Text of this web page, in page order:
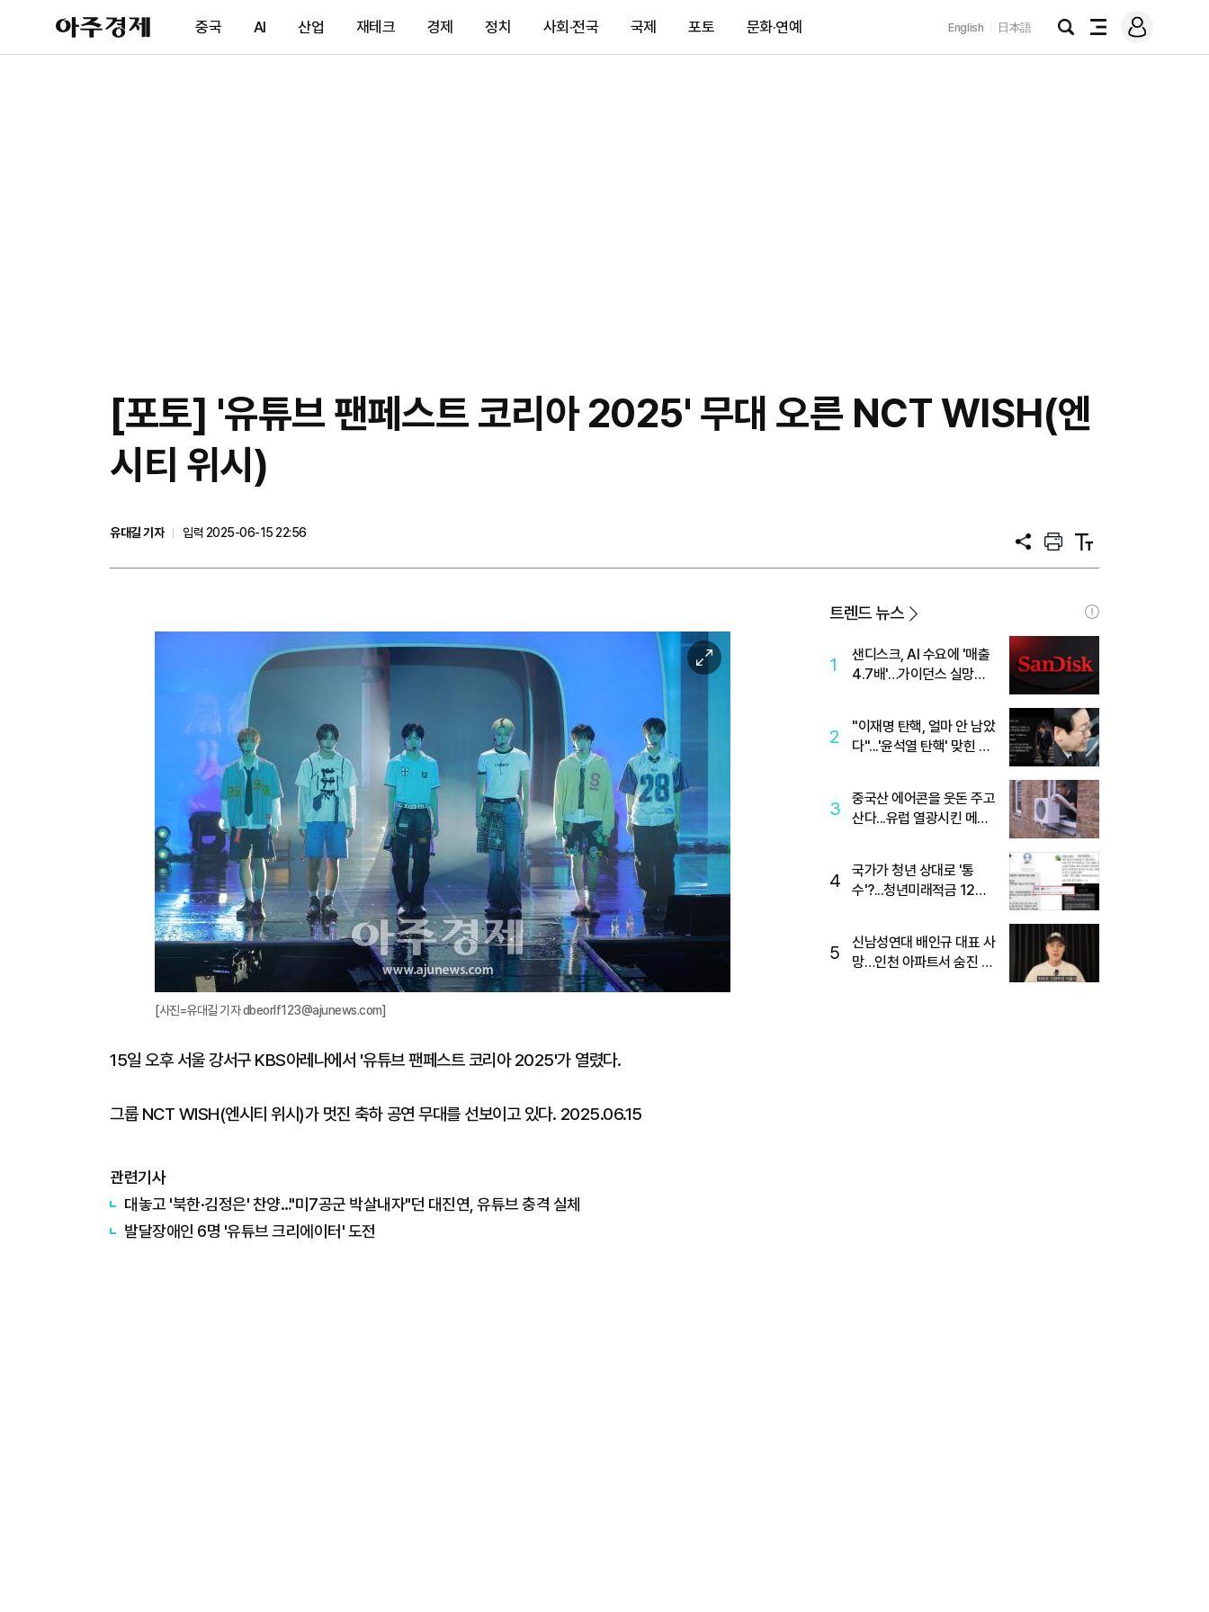
아
주
제
중국 AI 산업 재테크 경제 정치 사회·전국 국제 포토 문화·연예 English 日本語
검
전
메
그
[포토] '유튜브 팬페스트 코리아 2025' 무대 오른 NCT WISH(엔
시티 위시)
유대길 기자
입력 2025-06-15 22:56
공
프
트
텍
트
이
미
[사진=유대길 기자 dbeorlf123@ajunews.com]
15일 오후 서울 강서구 KBS아레나에서 '유튜브 팬페스트 코리아 2025'가 열렸다.
그룹 NCT WISH(엔시티 위시)가 멋진 축하 공연 무대를 선보이고 있다. 2025.06.15
관련기사
대놓고 '북한·김정은' 찬양…"미7공군 박살내자"던 대진연, 유튜브 충격 실체
발달장애인 6명 '유튜브 크리에이터' 도전
트렌드 뉴스
1
샌디스크, AI 수요에 '매출
4.7배'…가이던스 실망에
2
"이재명 탄핵, 얼마 안 남았
다"...'윤석열 탄핵' 맞힌 무
3
중국산 에어콘을 웃돈 주고
산다...유럽 열광시킨 메이
4
국가가 청년 상대로 '통
수'?...청년미래적금 12%
5
신남성연대 배인규 대표 사
망…인천 아파트서 숨진 채